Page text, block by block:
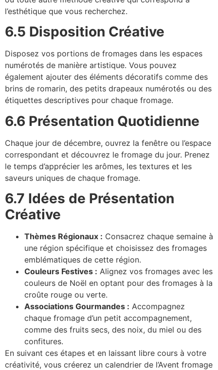
l’esthétique que vous recherchez.
6.5 Disposition Créative
Disposez vos portions de fromages dans les espaces
numérotés de manière artistique. Vous pouvez
également ajouter des éléments décoratifs comme des
brins de romarin, des petits drapeaux numérotés ou des
étiquettes descriptives pour chaque fromage.
6.6 Présentation Quotidienne
Chaque jour de décembre, ouvrez la fenêtre ou l’espace
correspondant et découvrez le fromage du jour. Prenez
le temps d’apprécier les arômes, les textures et les
saveurs uniques de chaque fromage.
6.7 Idées de Présentation
Créative
Thèmes Régionaux : Consacrez chaque semaine à
une région spécifique et choisissez des fromages
emblématiques de cette région.
Couleurs Festives : Alignez vos fromages avec les
couleurs de Noël en optant pour des fromages à la
croûte rouge ou verte.
Associations Gourmandes : Accompagnez
chaque fromage d’un petit accompagnement,
comme des fruits secs, des noix, du miel ou des
confitures.
En suivant ces étapes et en laissant libre cours à votre
créativité, vous créerez un calendrier de l’Avent fromage